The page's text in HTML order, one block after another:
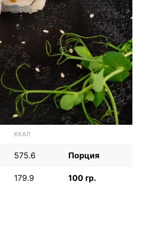
ККАЛ
575.6 Порция
179.9 100 гр.